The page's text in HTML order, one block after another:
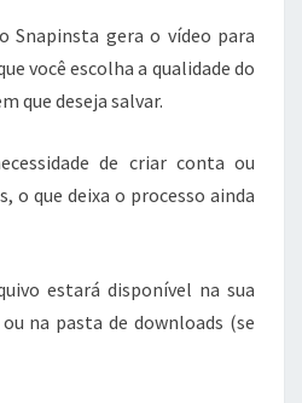
Snapinsta gera o vídeo para
você escolha a qualidade do
que deseja salvar.
de criar conta ou
o que deixa o processo ainda
estará disponível na sua
na pasta de downloads (se